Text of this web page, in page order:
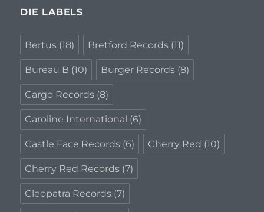
DIE LABELS
Bertus (18) Bretford Records (11)
Bureau B (10) Burger Records (8)
Cargo Records (8)
Caroline International (6)
Castle Face Records (6) Cherry Red (10)
Cherry Red Records (7)
Cleopatra Records (7)